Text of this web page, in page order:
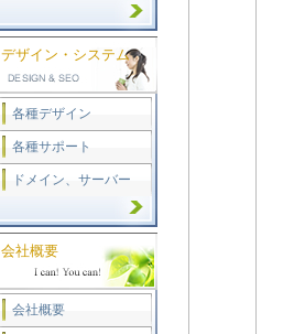
デザイン・システム
各種デザイン
各種サポート
ドメイン、サーバー
会社概要
会社概要